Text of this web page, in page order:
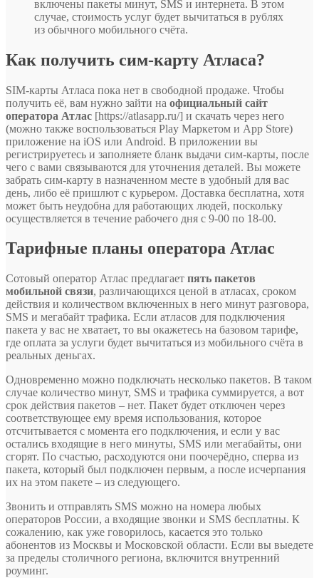
включены пакеты минут, SMS и интернета. В этом
случае, стоимость услуг будет вычитаться в рублях
из обычного мобильного счёта.
Как получить сим-карту Атласа?
SIM-карты Атласа пока нет в свободной продаже. Чтобы
получить её, вам нужно зайти на официальный сайт
оператора Атлас [https://atlasapp.ru/] и скачать через него
(можно также воспользоваться Play Маркетом и App Store)
приложение на iOS или Android. В приложении вы
регистрируетесь и заполняете бланк выдачи сим-карты, после
чего с вами связываются для уточнения деталей. Вы можете
забрать сим-карту в назначенном месте в удобный для вас
день, либо её пришлют с курьером. Доставка бесплатна, хотя
может быть неудобна для работающих людей, поскольку
осуществляется в течение рабочего дня с 9-00 по 18-00.
Тарифные планы оператора Атлас
Сотовый оператор Атлас предлагает пять пакетов
мобильной связи, различающихся ценой в атласах, сроком
действия и количеством включенных в него минут разговора,
SMS и мегабайт трафика. Если атласов для подключения
пакета у вас не хватает, то вы окажетесь на базовом тарифе,
где оплата за услуги будет вычитаться из мобильного счёта в
реальных деньгах.
Одновременно можно подключать несколько пакетов. В таком
случае количество минут, SMS и трафика суммируется, а вот
срок действия пакетов – нет. Пакет будет отключен через
соответствующее ему время использования, которое
отсчитывается с момента его подключения, и если у вас
остались входящие в него минуты, SMS или мегабайты, они
сгорят. По счастью, расходуются они поочерёдно, сперва из
пакета, который был подключен первым, а после исчерпания
их на этом пакете – из следующего.
Звонить и отправлять SMS можно на номера любых
операторов России, а входящие звонки и SMS бесплатны. К
сожалению, как уже говорилось, касается это только
абонентов из Москвы и Московской области. Если вы выедете
за пределы столичного региона, включится внутренний
роуминг.